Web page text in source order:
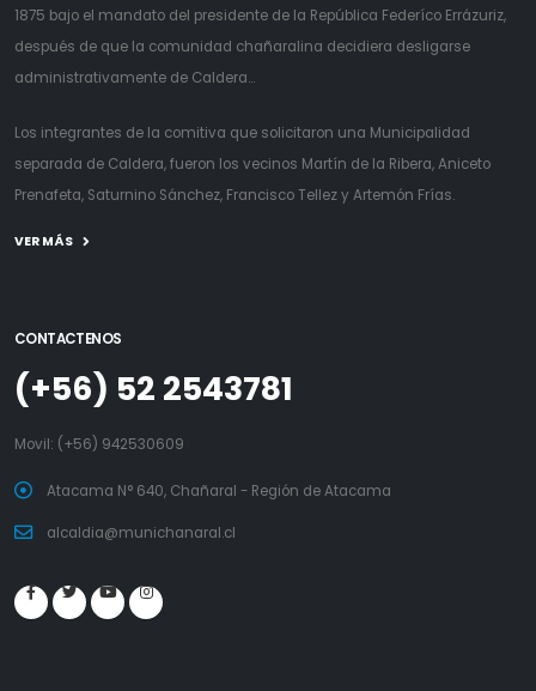
1875 bajo el mandato del presidente de la República Federíco Errázuriz,
después de que la comunidad chañaralina decidiera desligarse
administrativamente de Caldera...
Los integrantes de la comitiva que solicitaron una Municipalidad
separada de Caldera, fueron los vecinos Martín de la Ribera, Aniceto
Prenafeta, Saturnino Sánchez, Francisco Tellez y Artemón Frías.
VER MÁS
CONTACTENOS
(+56) 52 2543781
Movil: (+56) 942530609
Atacama N° 640, Chañaral - Región de Atacama
alcaldia@munichanaral.cl